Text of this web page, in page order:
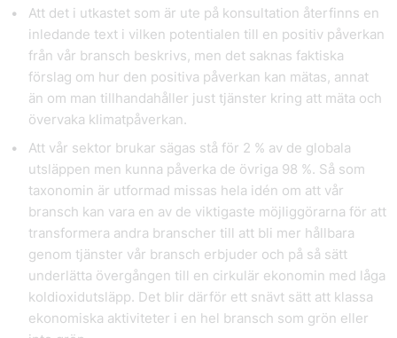
Att det i utkastet som är ute på konsultation återfinns en
inledande text i vilken potentialen till en positiv påverkan
från vår bransch beskrivs, men det saknas faktiska
förslag om hur den positiva påverkan kan mätas, annat
än om man tillhandahåller just tjänster kring att mäta och
övervaka klimatpåverkan.
Att vår sektor brukar sägas stå för 2 % av de globala
utsläppen men kunna påverka de övriga 98 %. Så som
taxonomin är utformad missas hela idén om att vår
bransch kan vara en av de viktigaste möjliggörarna för att
transformera andra branscher till att bli mer hållbara
genom tjänster vår bransch erbjuder och på så sätt
underlätta övergången till en cirkulär ekonomin med låga
koldioxidutsläpp. Det blir därför ett snävt sätt att klassa
ekonomiska aktiviteter i en hel bransch som grön eller